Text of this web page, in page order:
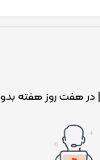
در هفت روز هفته